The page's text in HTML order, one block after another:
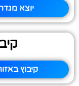
יוצא
קיבוץ